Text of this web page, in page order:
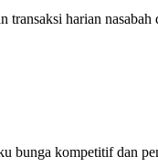
harian nasabah
bunga kompetitif dan